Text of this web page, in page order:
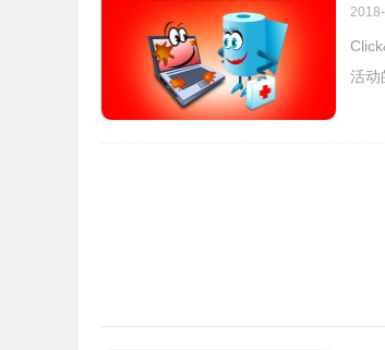
4.右击ScriptSafe图标，选择“选项”
活动